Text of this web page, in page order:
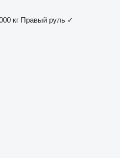
кг Правый руль ✓